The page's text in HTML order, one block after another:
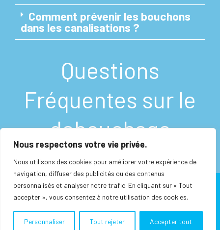
Nous respectons votre vie privée.
Nous utilisons des cookies pour améliorer votre expérience de
navigation, diffuser des publicités ou des contenus
personnalisés et analyser notre trafic. En cliquant sur « Tout
accepter », vous consentez à notre utilisation des cookies.
Personnaliser Tout rejeter Accepter tout
Questions
Fréquentes sur le
debouchage
Comment prévenir les bouchons
dans les canalisations ?
Mentions Légales